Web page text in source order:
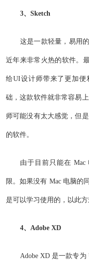
3、Sketch
这是一款轻量，易用
近年来非常火热的软件。
给UI设计师带来了更加
础，这款软件就非常容易
师可能没有太大感觉，但
的软件。
由于目前只能在
限。如果没有 Mac 电脑的
是可以学习使用的，以此
4、Adobe XD
Adobe XD 是一款专